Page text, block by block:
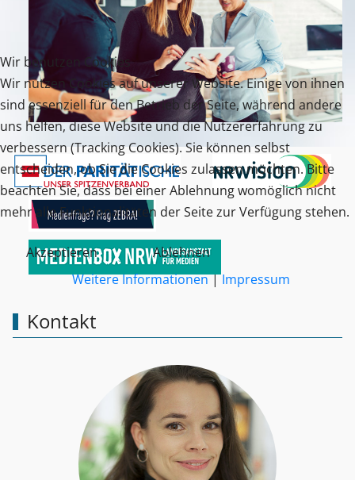
Kontakt
Wir benutzen Cookies
Wir nutzen Cookies auf unserer Website. Einige von ihnen
sind essenziell für den Betrieb der Seite, während andere
uns helfen, diese Website und die Nutzererfahrung zu
verbessern (Tracking Cookies). Sie können selbst
entscheiden, ob Sie die Cookies zulassen möchten. Bitte
beachten Sie, dass bei einer Ablehnung womöglich nicht
mehr alle Funktionalitäten der Seite zur Verfügung stehen.
Akzeptieren
Ablehnen
Weitere Informationen|Impressum